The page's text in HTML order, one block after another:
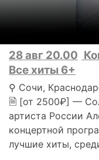
28 авг 20.00
Все хиты 6+
⚲ Сочи,
🗎 [от 2500₽] —
артиста России
концертной
лучшие хиты,